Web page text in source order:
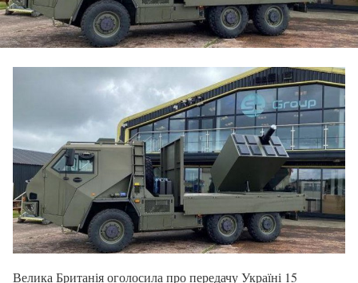
Велика Британія оголосила про передачу Україні 15